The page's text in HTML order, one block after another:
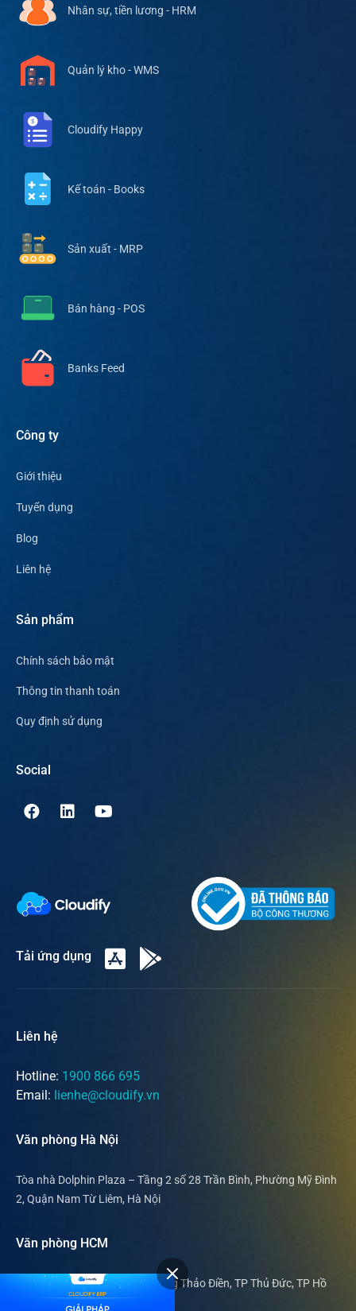
Nhân sự, tiền lương - HRM
Quản lý kho - WMS
Cloudify Happy
Kế toán - Books
Sản xuất - MRP
Bán hàng - POS
Banks Feed
Công ty
Giới thiệu
Tuyển dụng
Blog
Liên hệ
Sản phẩm
Chính sách bảo mật
Thông tin thanh toán
Quy định sử dụng
Social
Tải ứng dụng
Liên hệ
Hotline: 1900 866 695
Email: lienhe@cloudify.vn
Văn phòng Hà Nội
Tòa nhà Dolphin Plaza – Tầng 2 số 28 Trần Bình, Phường Mỹ Đình
2, Quận Nam Từ Liêm, Hà Nội
Văn phòng HCM
169 Nguyễn Văn Hưởng, phường Thảo Điền, TP Thủ Đức, TP Hồ
Chí Minh